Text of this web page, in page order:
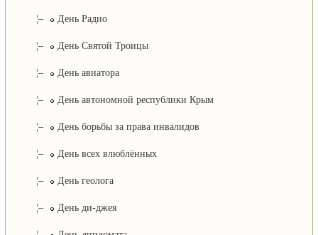
¦– День Радио
¦– День Святой Троицы
¦– День авиатора
¦– День автономной республики Крым
¦– День борьбы за права инвалидов
¦– День всех влюблённых
¦– День геолога
¦– День ди-джея